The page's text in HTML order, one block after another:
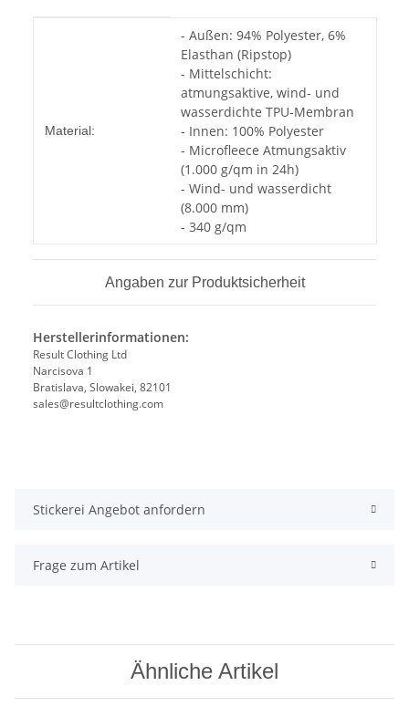
Material:
- Außen: 94% Polyester, 6%
Elasthan (Ripstop)
- Mittelschicht:
atmungsaktive, wind- und
wasserdichte TPU-Membran
- Innen: 100% Polyester
- Microfleece Atmungsaktiv
(1.000 g/qm in 24h)
- Wind- und wasserdicht
(8.000 mm)
- 340 g/qm
Angaben zur Produktsicherheit
Herstellerinformationen:
Result Clothing Ltd
Narcisova 1
Bratislava, Slowakei, 82101
sales@resultclothing.com
Stickerei Angebot anfordern
Frage zum Artikel
Ähnliche Artikel